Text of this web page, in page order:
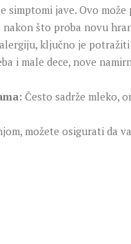
simptomi jave. Ovo
što proba novu
ključno je
i male dece, nove
Često sadrže mleko,
možete osigurati da